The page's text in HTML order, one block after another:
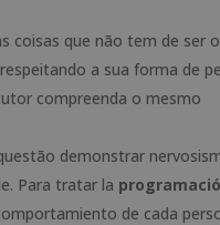
coisas que não tem de ser o
a sua forma de
compreenda o mesmo
demonstrar
Para tratar la
de cada